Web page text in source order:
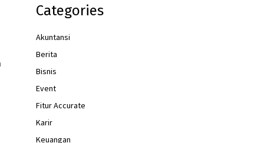
Categories
Akuntansi
Berita
Bisnis
Event
Fitur Accurate
Karir
Keuangan